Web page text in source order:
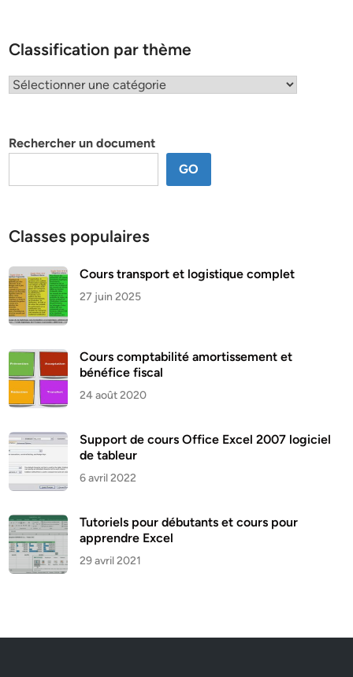
Classification par thème
Classification
Rechercher un document
GO
Classes populaires
Cours transport et logistique complet
27 juin 2025
Cours comptabilité amortissement et
bénéfice fiscal
24 août 2020
Support de cours Office Excel 2007 logiciel
de tableur
6 avril 2022
Tutoriels pour débutants et cours pour
apprendre Excel
29 avril 2021